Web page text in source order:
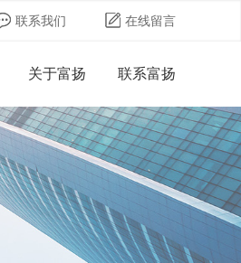
联系我们 在线留言
关于富扬 联系富扬